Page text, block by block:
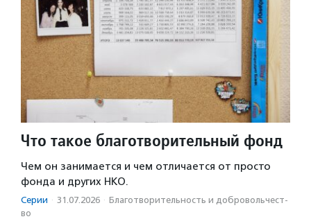
Что такое благотворительный фонд
Чем он занимается и чем отличается от просто
фонда и других НКО.
Серии · 31.07.2026 · Благотвори­тель­ность и доброволь­чест­
во